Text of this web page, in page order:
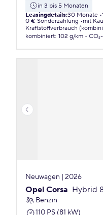
in 3 bis 5 Monaten
Leasingdetails:30 Monate
0 € Sonderzahlung
mit
Kraftstoffverbrauch
kombiniert: 102 g/km
Neuwagen | 2026
Opel Corsa Hybrid
Benzin
110 PS (81 kW)